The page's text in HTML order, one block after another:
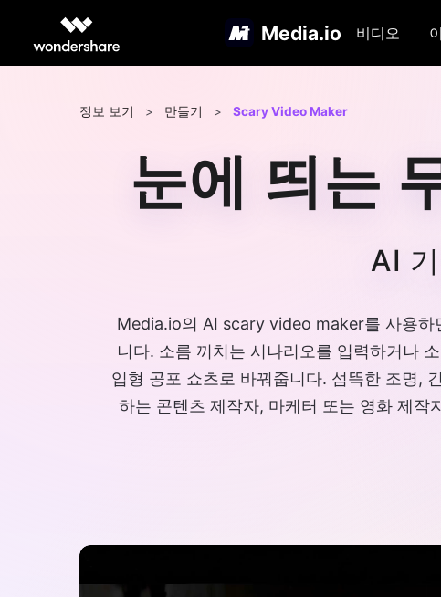
Media.io 비디오
정보 보기 > 만들기 > Scary Video Maker
눈에 띄는
AI
Media.io의 AI scary video maker를 사용하
니다. 소름 끼치는 시나리오를 입력하거나
입형 공포 쇼츠로 바꿔줍니다. 섬뜩한 조명,
하는 콘텐츠 제작자, 마케터 또는 영화 제작